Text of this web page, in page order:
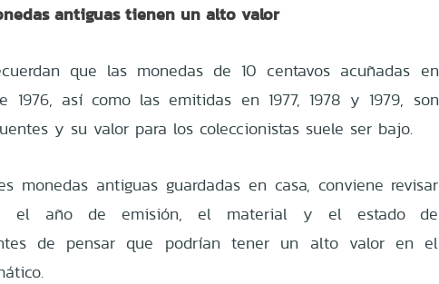
antiguas tienen un alto valor
que las monedas de 10 centavos acuñadas en
1976, así como las emitidas en 1977, 1978 y 1979, son
y su valor para los coleccionistas suele ser bajo.
monedas antiguas guardadas en casa, conviene revisar
el año de emisión, el material y el estado de
de pensar que podrían tener un alto valor en el